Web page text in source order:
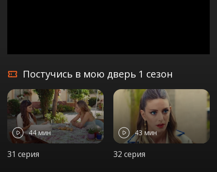
Постучись в мою дверь 1 сезон
44 мин
31 серия
43 мин
32 серия